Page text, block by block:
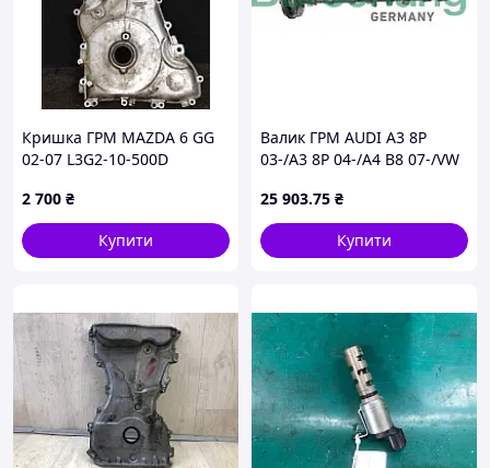
Кришка ГРМ MAZDA 6 GG
02-07 L3G2-10-500D
2 700 ₴
Купити
Валик ГРМ AUDI A3 8P
03-/A3 8P 04-/A4 B8 07-/VW
TFSI/1.8 TSI B12413
25 903.75 ₴
Купити